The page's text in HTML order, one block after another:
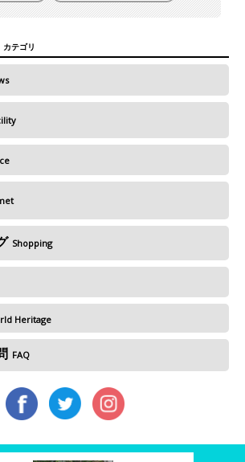
カテゴリ
Shopping
Heritage
FAQ